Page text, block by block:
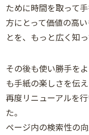
ために時間を取って
方にとって価値の高
とを、もっと広く知
その後も使い勝手を
も手紙の楽しさを伝
再度リニューアルを
た。
ページ内の検索性の